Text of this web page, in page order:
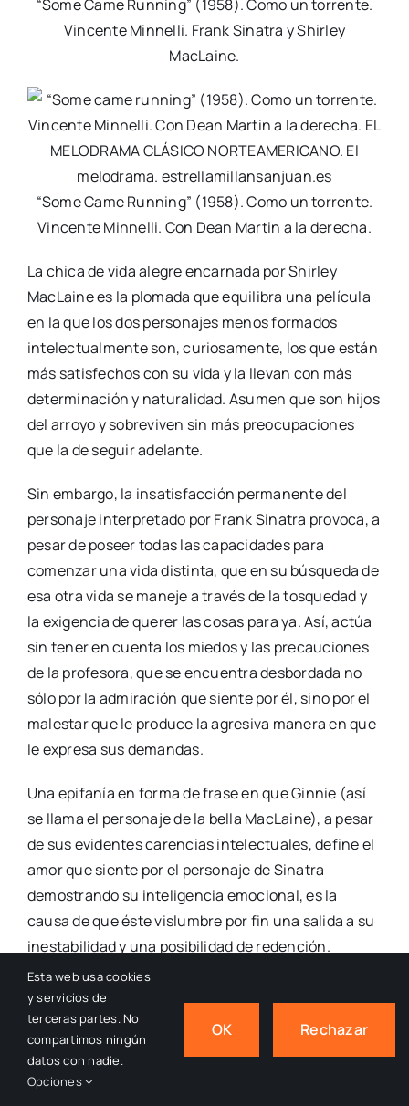
“Some Came Running” (1958). Como un torrente.
Vincente Minnelli. Frank Sinatra y Shirley
MacLaine.
“Some Came Running” (1958). Como un torrente.
Vincente Minnelli. Con Dean Martin a la derecha.
La chica de vida alegre encarnada por Shirley
MacLaine es la plomada que equilibra una película
en la que los dos personajes menos formados
intelectualmente son, curiosamente, los que están
más satisfechos con su vida y la llevan con más
determinación y naturalidad. Asumen que son hijos
del arroyo y sobreviven sin más preocupaciones
que la de seguir adelante.
Sin embargo, la insatisfacción permanente del
personaje interpretado por Frank Sinatra provoca, a
pesar de poseer todas las capacidades para
comenzar una vida distinta, que en su búsqueda de
esa otra vida se maneje a través de la tosquedad y
la exigencia de querer las cosas para ya. Así, actúa
sin tener en cuenta los miedos y las precauciones
de la profesora, que se encuentra desbordada no
sólo por la admiración que siente por él, sino por el
malestar que le produce la agresiva manera en que
le expresa sus demandas.
Una epifanía en forma de frase en que Ginnie (así
se llama el personaje de la bella MacLaine), a pesar
de sus evidentes carencias intelectuales, define el
amor que siente por el personaje de Sinatra
demostrando su inteligencia emocional, es la
causa de que éste vislumbre por fin una salida a su
inestabilidad y una posibilidad de redención.
“Some Came Running” (1958). Como un torrente.
Esta web usa cookies
y servicios de
terceras partes. No
compartimos ningún
datos con nadie.
Opciones
OK Rechazar